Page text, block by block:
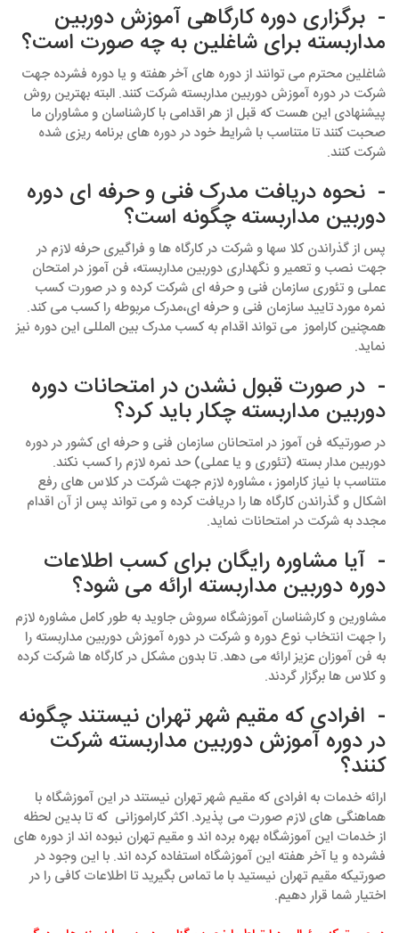
- برگزاری دوره کارگاهی آموزش دوربین
مداربسته برای شاغلین به چه صورت است؟
شاغلین محترم می توانند از دوره های آخر هفته و یا دوره فشرده جهت
شرکت در دوره آموزش دوربین مداربسته شرکت کنند. البته بهترین روش
پیشنهادی این هست که قبل از هر اقدامی با کارشناسان و مشاوران ما
صحبت کنند تا متناسب با شرایط خود در دوره های برنامه ریزی شده
شرکت کنند.
- نحوه دریافت مدرک فنی و حرفه ای دوره
دوربین مداربسته چگونه است؟
پس از گذراندن کلا سها و شرکت در کارگاه ها و فراگیری حرفه لازم در
جهت نصب و تعمیر و نگهداری دوربین مداربسته، فن آموز در امتحان
عملی و تئوری سازمان فنی و حرفه ای شرکت کرده و در صورت کسب
نمره مورد تایید سازمان فنی و حرفه ای،مدرک مربوطه را کسب می کند.
همچنین کاراموز می تواند اقدام به کسب مدرک بین المللی این دوره نیز
نماید.
- در صورت قبول نشدن در امتحانات دوره
دوربین مداربسته چکار باید کرد؟
در صورتیکه فن آموز در امتحانان سازمان فنی و حرفه ای کشور در دوره
دوربین مدار بسته (تئوری و یا عملی) حد نمره لازم را کسب نکند.
متناسب با نیاز کاراموز ، مشاوره لازم جهت شرکت در کلاس های رفع
اشکال و گذراندن کارگاه ها را دریافت کرده و می تواند پس از آن اقدام
مجدد به شرکت در امتحانات نماید.
- آیا مشاوره رایگان برای کسب اطلاعات
دوره دوربین مداربسته ارائه می شود؟
مشاورین و کارشناسان آموزشگاه سروش جاوید به طور کامل مشاوره لازم
را جهت انتخاب نوع دوره و شرکت در دوره آموزش دوربین مداربسته را
به فن آموزان عزیز ارائه می دهد. تا بدون مشکل در کارگاه ها شرکت کرده
و کلاس ها برگزار گردند.
- افرادی که مقیم شهر تهران نیستند چگونه
در دوره آموزش دوربین مداربسته شرکت
کنند؟
ارائه خدمات به افرادی که مقیم شهر تهران نیستند در این آموزشگاه با
هماهنگی های لازم صورت می پذیرد. اکثر کاراموزانی که تا بدین لحظه
از خدمات این آموزشگاه بهره برده اند و مقیم تهران نبوده اند از دوره های
فشرده و یا آخر هفته این آموزشگاه استفاده کرده اند. با این وجود در
صورتیکه مقیم تهران نیستید با ما تماس بگیرید تا اطلاعات کافی را در
اختیار شما قرار دهیم.